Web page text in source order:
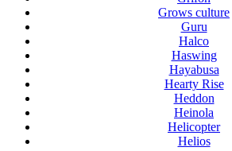
Grows culture
Guru
Halco
Haswing
Hayabusa
Hearty Rise
Heddon
Heinola
Helicopter
Helios